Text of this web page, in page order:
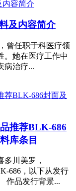
及内容简介
曾任职于科医疗领
。她在医疗工作中
病治疗...
推荐BLK-686
库条目
川美罗，
686，以下从发行
作品发行背景...